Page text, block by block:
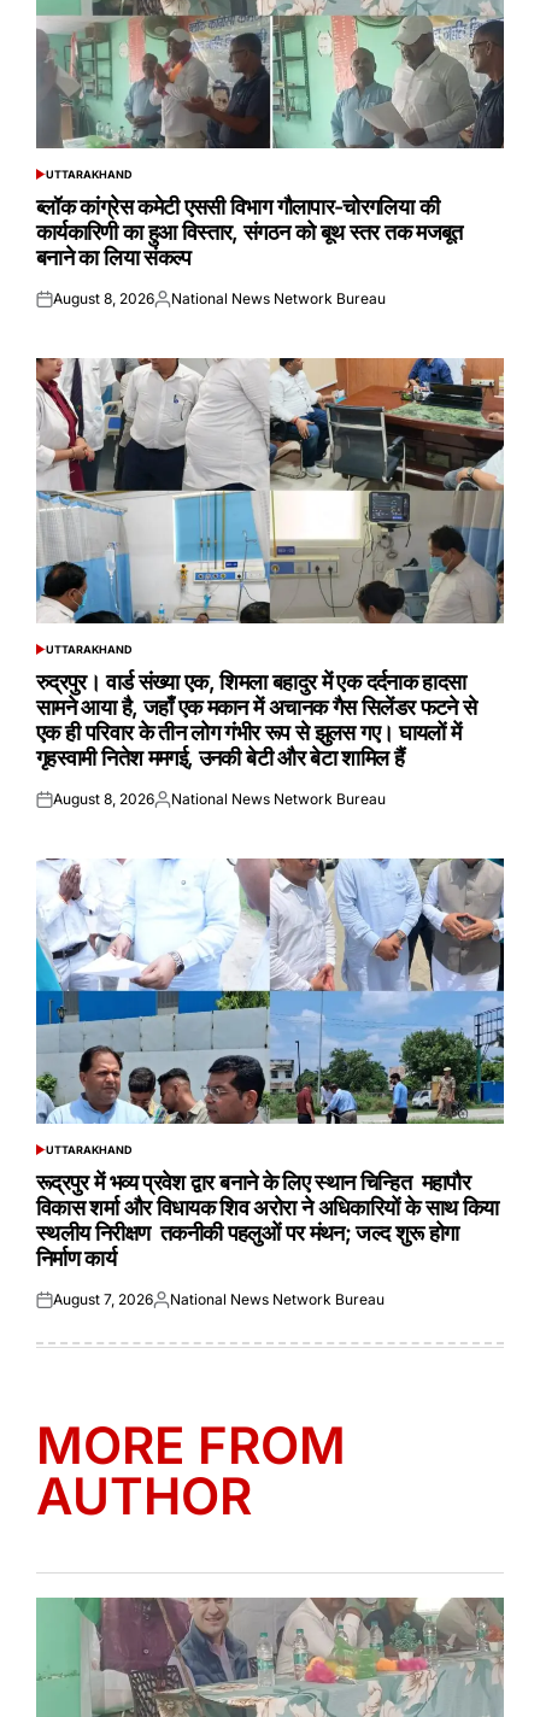
POSTED
UTTARAKHAND
ब्लॉक कांग्रेस कमेटी एससी विभाग गौलापार-चोरगलिया की
कार्यकारिणी का हुआ विस्तार, संगठन को बूथ स्तर तक मजबूत
बनाने का लिया संकल्प
Posted
August 8, 2026Posted
National News Network Bureau
POSTED
UTTARAKHAND
रुद्रपुर। वार्ड संख्या एक, शिमला बहादुर में एक दर्दनाक हादसा
सामने आया है, जहाँ एक मकान में अचानक गैस सिलेंडर फटने से
एक ही परिवार के तीन लोग गंभीर रूप से झुलस गए। घायलों में
गृहस्वामी नितेश ममगई, उनकी बेटी और बेटा शामिल हैं
Posted
August 8, 2026Posted
National News Network Bureau
POSTED
UTTARAKHAND
रूद्रपुर में भव्य प्रवेश द्वार बनाने के लिए स्थान चिन्हित महापौर
विकास शर्मा और विधायक शिव अरोरा ने अधिकारियों के साथ किया
स्थलीय निरीक्षण तकनीकी पहलुओं पर मंथन; जल्द शुरू होगा
निर्माण कार्य
Posted
August 7, 2026Posted
National News Network Bureau
MORE FROM
AUTHOR